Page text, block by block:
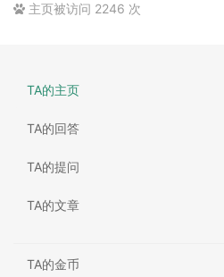
主页被访问 2246 次
TA的主页
TA的回答
TA的提问
TA的文章
TA的金币